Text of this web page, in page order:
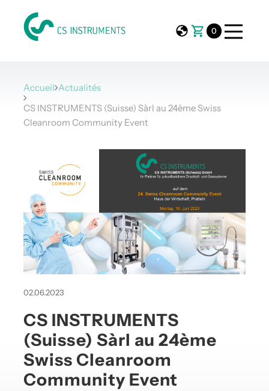
0
Accueil Actualités
CS INSTRUMENTS (Suisse) Sàrl au 24ème Swiss
Cleanroom Community Event
02.06.2023
CS INSTRUMENTS
(Suisse) Sàrl au 24ème
Swiss Cleanroom
Community Event